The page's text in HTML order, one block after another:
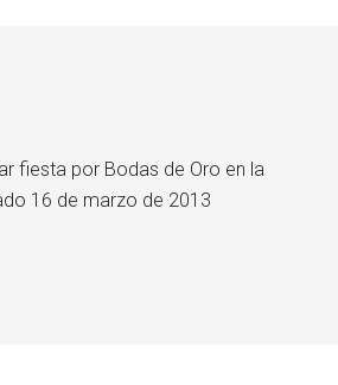
fiesta por Bodas de Oro en la
16 de marzo de 2013